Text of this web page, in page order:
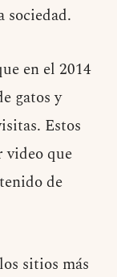
sociedad.
en el 2014
gatos y
Estos
video que
de
sitios más